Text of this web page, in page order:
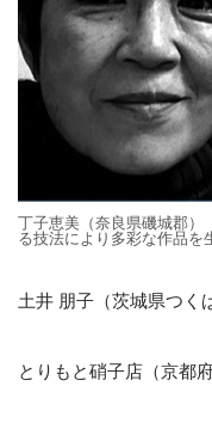
丁子恵美（奈良県磯城郡
る技法により多彩な作品を
土井 朋子（茨城県つく
とりもと硝子店（京都